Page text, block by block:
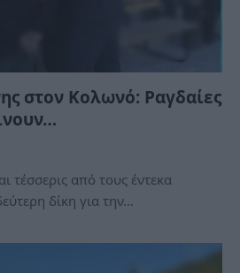
στον Κολωνό: Ραγδαίες
τέσσερις από τους έντεκα
δίκη για την…